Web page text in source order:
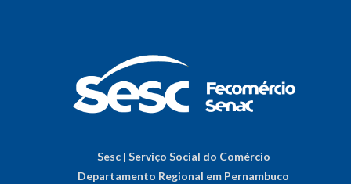
Sesc | Serviço Social do Comércio
Departamento Regional em Pernambuco